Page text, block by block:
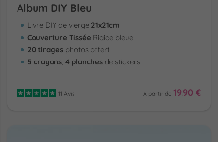
Album DIY Bleu
Livre DIY de vierge 21x21cm
Couverture Tissée Rigide bleue
20 tirages photos offert
5 crayons, 4 planches de stickers
11 Avis A partir de 19.90 €